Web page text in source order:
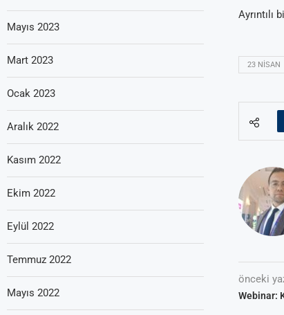
Ayrıntılı
23 NISAN
önceki
Webinar:
Mayıs 2023
Mart 2023
Ocak 2023
Aralık 2022
Kasım 2022
Ekim 2022
Eylül 2022
Temmuz 2022
Mayıs 2022